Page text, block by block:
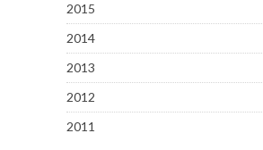
2015
2014
2013
2012
2011